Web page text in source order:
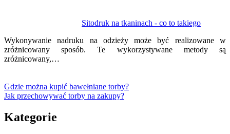
Sitodruk na tkaninach - co to takiego
Wykonywanie nadruku na odzieży może być realizowane w
zróżnicowany sposób. Te wykorzystywane metody są
zróżnicowany,…
Gdzie można kupić bawełniane torby?
Jak przechowywać torby na zakupy?
Kategorie